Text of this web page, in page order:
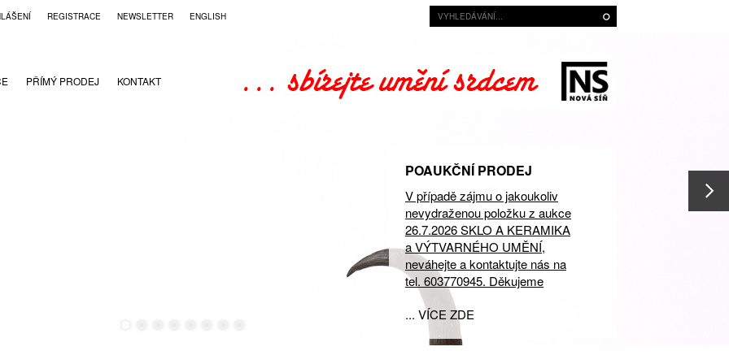
REGISTRACE NEWSLETTER ENGLISH
PŘÍMÝ PRODEJ KONTAKT
POAUKČNÍ PRODEJ
V případě zájmu o jakoukoliv
nevydraženou položku z aukce
26.7.2026 SKLO A KERAMIKA
a VÝTVARNÉHO UMĚNÍ,
neváhejte a kontaktujte nás na
tel. 603770945. Děkujeme
... VÍCE ZDE